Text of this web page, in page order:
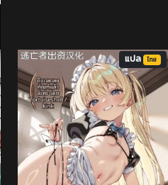
แปล ไทย